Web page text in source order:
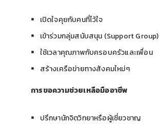
เปิดใจคุยกับคนที่ไว้ใจ
เข้าร่วมกลุ่มสนับสนุน (Support Group)
ใช้เวลาคุณภาพกับครอบครัวและเพื่อน
สร้างเครือข่ายทางสังคมใหม่ๆ
การขอความช่วยเหลือมืออาชีพ
ปรึกษานักจิตวิทยาหรือผู้เชี่ยวชาญ